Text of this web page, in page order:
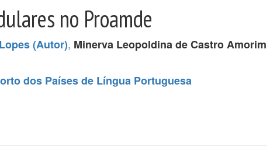
no Proamde
(Autor), Minerva Leopoldina de Castro Amorim
dos Países de Língua Portuguesa